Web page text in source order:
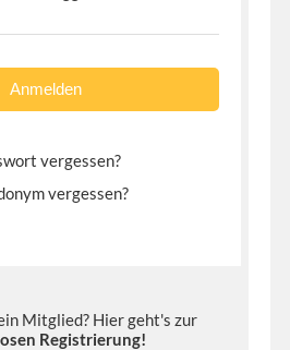
vergessen?
vergessen?
Mitglied? Hier geht's zur
Registrierung!